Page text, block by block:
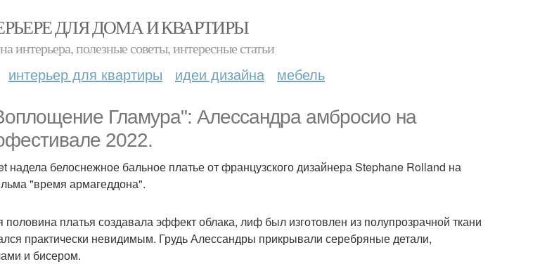
ДЛЯ ДОМА И КВАРТИРЫ
интерьера, полезные советы, интересные статьи
интерьер для квартиры идеи дизайна мебель
Гламура": Алессандра амбросио на
2022.
надела белоснежное бальное платье от французского дизайнера Stephane Rolland на
"время армагеддона".
платья создавала эффект облака, лиф был изготовлен из полупрозрачной ткани
практически невидимым. Грудь Алессандры прикрывали серебряные детали,
и бисером.